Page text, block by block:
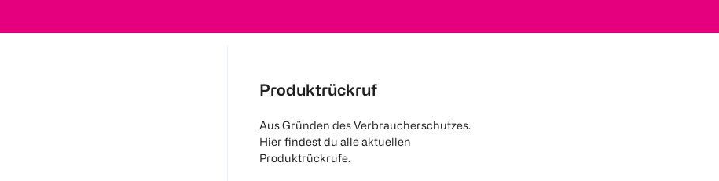
Produktrückruf
Aus Gründen des Verbraucherschutzes.
Hier findest du alle aktuellen
Produktrückrufe.